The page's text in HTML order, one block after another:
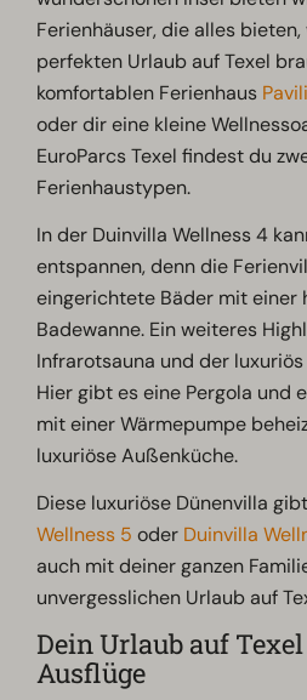
Ferienhäuser, die alles
perfekten Urlaub auf Texel
komfortablen Ferienhaus
oder dir eine kleine
EuroParcs Texel findest du
Ferienhaustypen.
In der Duinvilla Wellness 4
entspannen, denn die
eingerichtete Bäder mit einer
Badewanne. Ein weiteres
Infrarotsauna und der
Hier gibt es eine Pergola und
mit einer Wärmepumpe
luxuriöse Außenküche.
Diese luxuriöse Dünenvilla
Wellness 5 oder Duinvilla
auch mit deiner ganzen
unvergesslichen Urlaub auf
Dein Urlaub auf
Ausflüge